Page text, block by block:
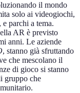
il mondo
solo ai videogiochi,
parchi a tema.
AR è previsto
anni. Le aziende
, stanno già sfruttando
che mescolano il
di gioco si stanno
gruppo che